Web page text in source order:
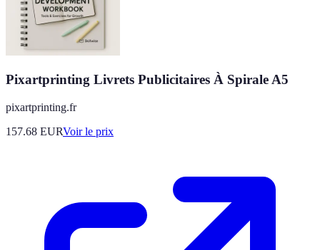
Pixartprinting Livrets Publicitaires À Spirale A5
pixartprinting.fr
157.68 EURVoir le prix